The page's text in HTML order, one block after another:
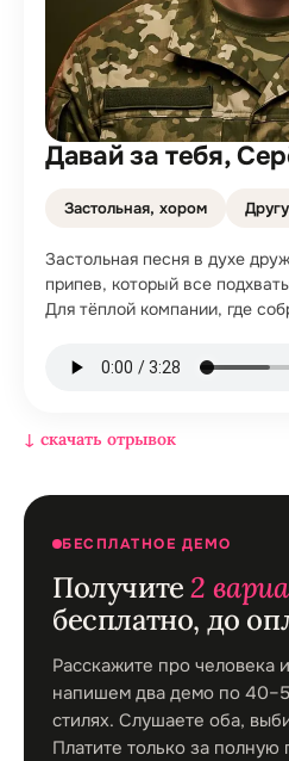
Давай за тебя,
Застольная, хором
Застольная песня в духе
припев, который все
Для тёплой компании, где
↓ скачать отрывок
БЕСПЛАТНОЕ ДЕМО
Получите2
бесплатно, до
Расскажите про человека
напишем два демо по
стилях. Слушаете оба,
Платите только за